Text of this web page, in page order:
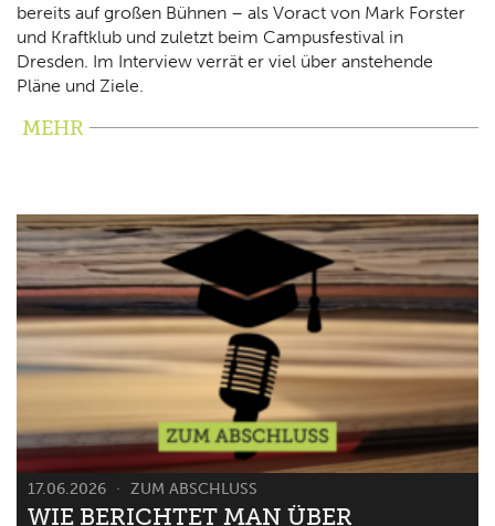
bereits auf großen Bühnen – als Voract von Mark Forster
und Kraftklub und zuletzt beim Campusfestival in
Dresden. Im Interview verrät er viel über anstehende
Pläne und Ziele.
MEHR
17.06.2026 ZUM ABSCHLUSS
WIE BERICHTET MAN ÜBER